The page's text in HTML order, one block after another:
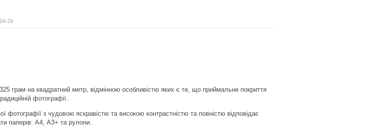
29
грам на квадратний метр, відмінною особливістю яких є те, що приймальне покриття
фотографії.
фотографії з чудовою яскравістю та високою контрастністю та повністю відповідає
паперів: А4, А3+ та рулони.